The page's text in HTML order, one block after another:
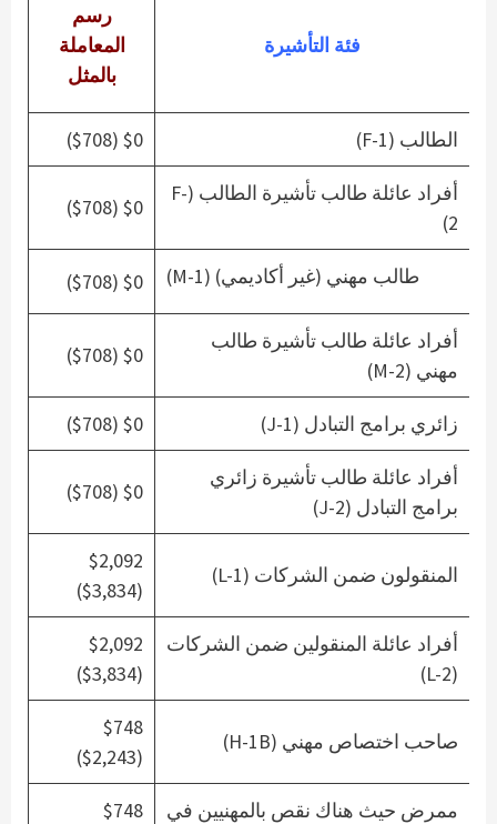
فئة التأشيرة
رسم
المعاملة
بالمثل
الطالب (F-1) $0 ($708)
أفراد عائلة طالب تأشيرة الطالب (F-
2)
$0 ($708)
طالب مهني (غير أكاديمي) (M-1) $0 ($708)
أفراد عائلة طالب تأشيرة طالب
مهني (M-2)
$0 ($708)
زائري برامج التبادل (J-1) $0 ($708)
أفراد عائلة طالب تأشيرة زائري
برامج التبادل (J-2)
$0 ($708)
المنقولون ضمن الشركات (L-1)
$2,092
($3,834)
أفراد عائلة المنقولين ضمن الشركات
(L-2)
$2,092
($3,834)
صاحب اختصاص مهني (H-1B)
$748
($2,243)
ممرض حيث هناك نقص بالمهنيين في
$748